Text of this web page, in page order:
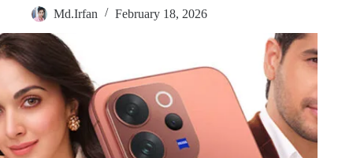
Md.Irfan
February 18, 2026